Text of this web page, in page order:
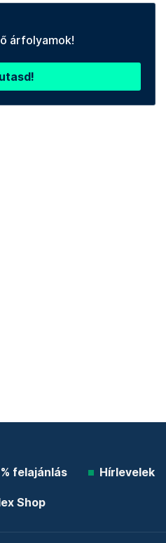
árfolyamok!
felajánlás Hírlevelek
Shop